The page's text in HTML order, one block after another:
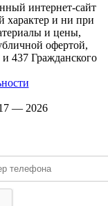
интернет-сайт
характер и ни при
и цены,
офертой,
437 Гражданского
— 2026